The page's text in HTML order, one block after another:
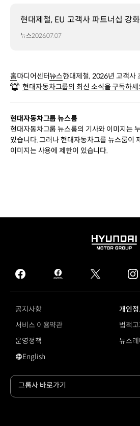
현대제철, EU 고객사 파트너십 강
뉴스2026.07.07
홈미디어센터뉴스현대제철, 2026년 고객사
현대자동차그룹의 최신 소식을 구독하세
현대자동차그룹 뉴스룸
현대자동차그룹 뉴스룸의 기사와 이미지는
있습니다. 그러나 현대자동차그룹 뉴스룸이
이미지는 사용에 제한이 있습니다.
HYUNDAI
GROUP
facebook
hmg
journal
twitter
공지사항
개인
서비스 이용약관
법적고
운영정책
뉴스레
영문 사이트로 이동
English
그룹사 바로가기